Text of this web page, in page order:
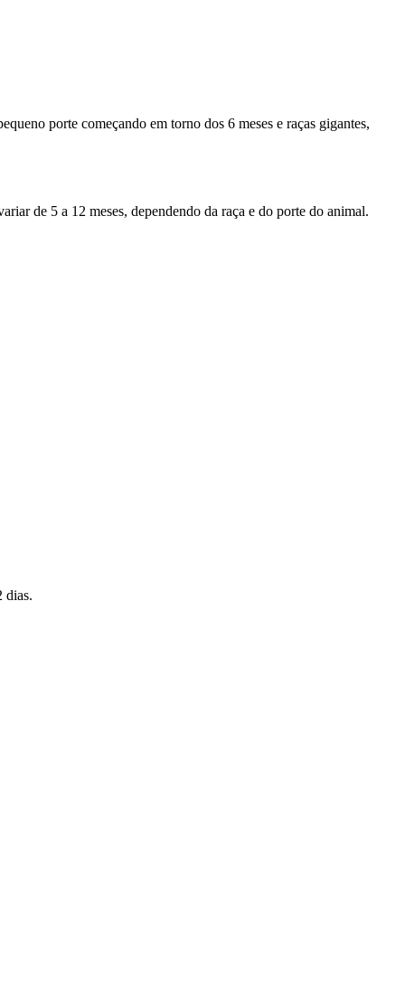
porte começando em torno dos 6 meses e raças gigantes,
de 5 a 12 meses, dependendo da raça e do porte do animal.
dias.